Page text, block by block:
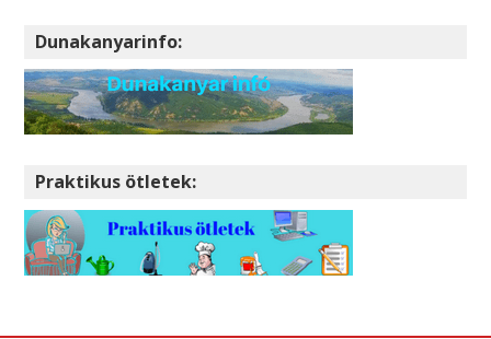
Dunakanyarinfo:
Praktikus ötletek: